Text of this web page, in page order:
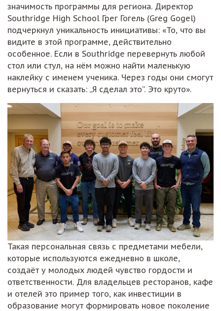
значимость программы для региона. Директор
Southridge High School Грег Гогель (Greg Gogel)
подчеркнул уникальность инициативы: «То, что вы
видите в этой программе, действительно
особенное. Если в Southridge перевернуть любой
стол или стул, на нём можно найти маленькую
наклейку с именем ученика. Через годы они смогут
вернуться и сказать: „Я сделал это“. Это круто».
Такая персональная связь с предметами мебели,
которые используются ежедневно в школе,
создаёт у молодых людей чувство гордости и
ответственности. Для владельцев ресторанов, кафе
и отелей это пример того, как инвестиции в
образование могут формировать новое поколение